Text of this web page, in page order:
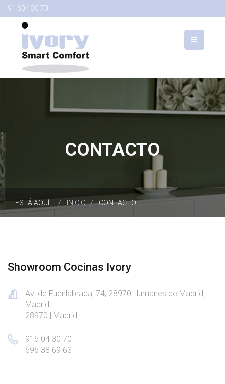
91 604 30 70
CONTACTO
ESTÁ AQUÍ: INICIO CONTACTO
Showroom Cocinas Ivory
Av. de Fuenlabrada, 74, 28970 Humanes de Madrid,
Madrid
28970 | Madrid
916 04 30 70
696 38 69 63